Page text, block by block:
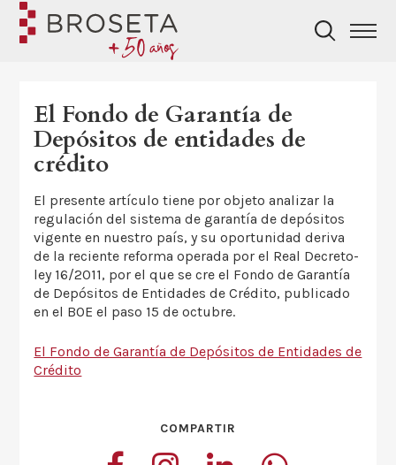
El Fondo de Garantía de
Depósitos de entidades de
crédito
El presente artículo tiene por objeto analizar la
regulación del sistema de garantía de depósitos
vigente en nuestro país, y su oportunidad deriva
de la reciente reforma operada por el Real Decreto-
ley 16/2011, por el que se cre el Fondo de Garantía
de Depósitos de Entidades de Crédito, publicado
en el BOE el paso 15 de octubre.
El Fondo de Garantía de Depósitos de Entidades de
Crédito
COMPARTIR